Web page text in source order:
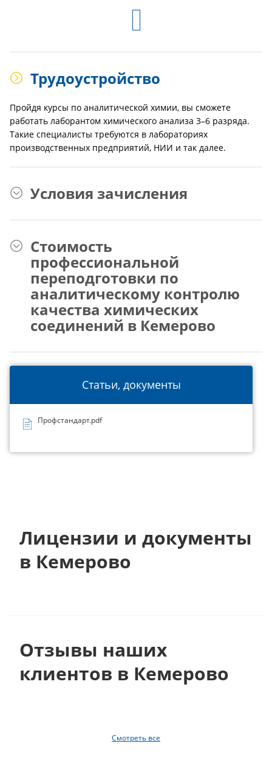
Статьи, документы
Профстандарт.pdf
Трудоустройство
Пройдя курсы по аналитической химии, вы сможете
работать лаборантом химического анализа 3–6 разряда.
Такие специалисты требуются в лабораториях
производственных предприятий, НИИ и так далее.
Условия зачисления
Стоимость
профессиональной
переподготовки по
аналитическому контролю
качества химических
соединений в Кемерово
Лицензии и документы
в Кемерово
Отзывы наших
клиентов в Кемерово
Смотреть все